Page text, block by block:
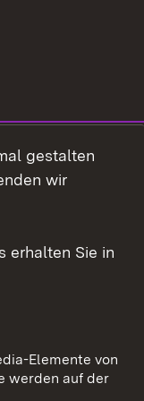
gestalten
wir
erhalten Sie in
Elemente von
werden auf der